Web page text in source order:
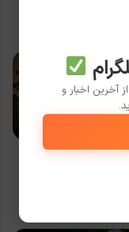
باید درباره بازی
آخرین اخبار و